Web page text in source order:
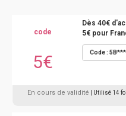
code
5€
Dès 40€
5€ pour
Code :
En cours de validité | Utilisé 14